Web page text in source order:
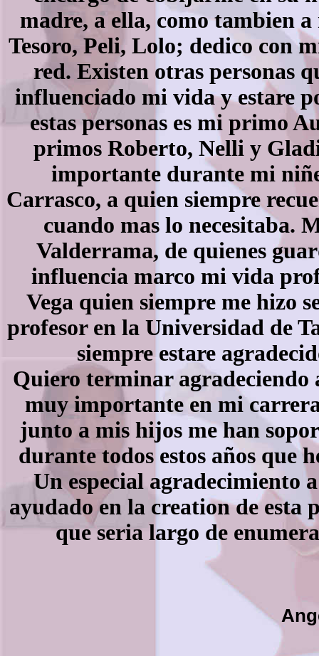
madre, a ella, como tambien
Tesoro, Peli, Lolo; dedico con
red. Existen otras personas
influenciado mi vida y estare
estas personas es mi primo
primos Roberto, Nelli y
importante durante mi
Carrasco, a quien siempre
cuando mas lo necesitaba.
Valderrama, de quienes
influencia marco mi vida
Vega quien siempre me hizo
profesor en la Universidad de
siempre estare
Quiero terminar agradeciendo
muy importante en mi
junto a mis hijos me han
durante todos estos años que
Un especial agradecimiento
ayudado en la creation de esta
que seria largo de